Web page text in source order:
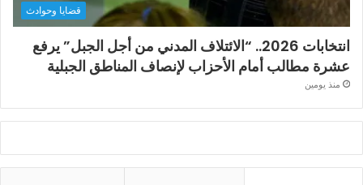
قضايا وحوادث
انتخابات 2026.. “الائتلاف المدني من أجل الجبل” يرفع
عشرة مطالب أمام الأحزاب لإنصاف المناطق الجبلية
منذ يومين